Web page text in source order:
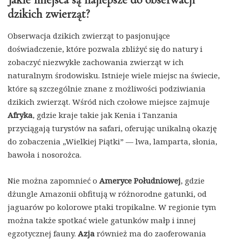
dzikich zwierząt?
Obserwacja dzikich zwierząt to pasjonujące
doświadczenie, które pozwala zbliżyć się do natury i
zobaczyć niezwykłe zachowania zwierząt w ich
naturalnym środowisku. Istnieje wiele miejsc na świecie,
które są szczególnie znane z możliwości podziwiania
dzikich zwierząt. Wśród nich czołowe miejsce zajmuje
Afryka, gdzie kraje takie jak Kenia i Tanzania
przyciągają turystów na safari, oferując unikalną okazję
do zobaczenia „Wielkiej Piątki” — lwa, lamparta, słonia,
bawoła i nosorożca.
Nie można zapomnieć o Ameryce Południowej, gdzie
dżungle Amazonii obfitują w różnorodne gatunki, od
jaguarów po kolorowe ptaki tropikalne. W regionie tym
można także spotkać wiele gatunków małp i innej
egzotycznej fauny. Azja również ma do zaoferowania